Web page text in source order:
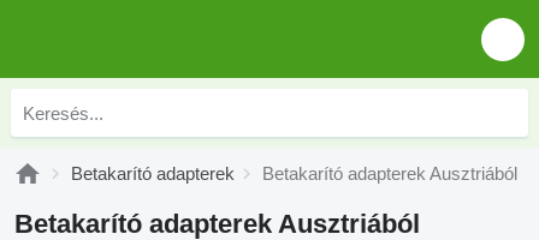
Betakarító adapterek Betakarító adapterek Ausztriából
Betakarító adapterek Ausztriából